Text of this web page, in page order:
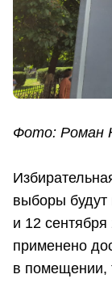
Фото: Роман
выборы будут
и 12
применено
в помещении,